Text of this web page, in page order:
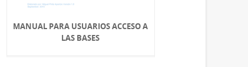
MANUAL PARA USUARIOS ACCESO A
LAS BASES